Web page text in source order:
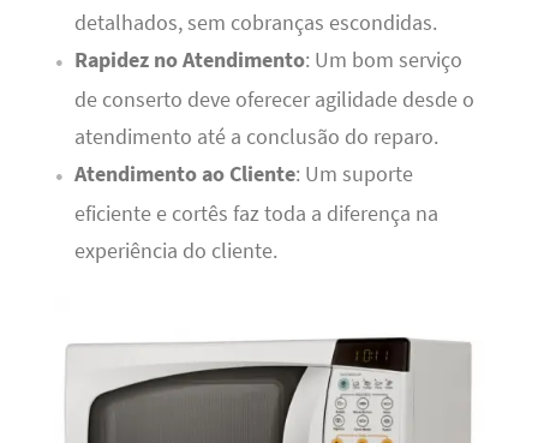
detalhados, sem cobranças escondidas.
Rapidez no Atendimento: Um bom serviço
de conserto deve oferecer agilidade desde o
atendimento até a conclusão do reparo.
Atendimento ao Cliente: Um suporte
eficiente e cortês faz toda a diferença na
experiência do cliente.